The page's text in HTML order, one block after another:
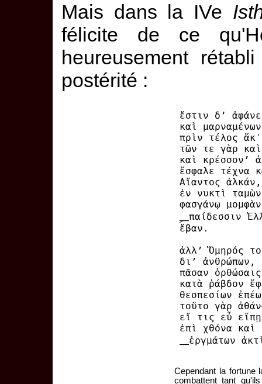
Mais dans la IVe
félicite de ce
heureusement
postérité :
ἔστιν δ’
καὶ
πρὶν τέλος
τῶν τε γὰρ
καὶ κρέσσον’
ἔσφαλε τέχνα
Αἴαντος
ἐν νυκτὶ
φασγάνῳ
⸐παίδεσσιν
ἔβαν.
ἀλλ’ Ὅμηρός
δι’ ἀνθρώπων,
πᾶσαν
κατὰ ῥάβδον
θεσπεσίων
τοῦτο γὰρ
εἴ τις εὖ
ἐπὶ χθόνα καὶ
⸏ἐργμάτων
Cependant la fortune
combattent tant